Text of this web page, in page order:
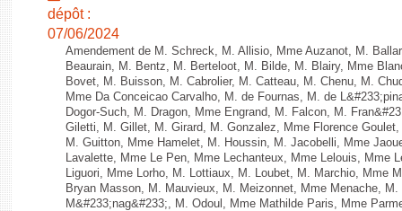
dépôt :
07/06/2024
Amendement de M. Schreck, M. Allisio, Mme Auzanot, M.
Beaurain, M. Bentz, M. Berteloot, M. Bilde, M. Blairy, Mme
Bovet, M. Buisson, M. Cabrolier, M. Catteau, M. Chenu, M.
Mme Da Conceicao Carvalho, M. de Fournas, M. de
Dogor-Such, M. Dragon, Mme Engrand, M. Falcon, M.
Giletti, M. Gillet, M. Girard, M. Gonzalez, Mme Florence
M. Guitton, Mme Hamelet, M. Houssin, M. Jacobelli, Mme
Lavalette, Mme Le Pen, Mme Lechanteux, Mme Lelouis, Mme
Liguori, Mme Lorho, M. Lottiaux, M. Loubet, M. Marchio, Mme
Bryan Masson, M. Mauvieux, M. Meizonnet, Mme Menache,
M&#233;nag&#233;, M. Odoul, Mme Mathilde Paris, Mme